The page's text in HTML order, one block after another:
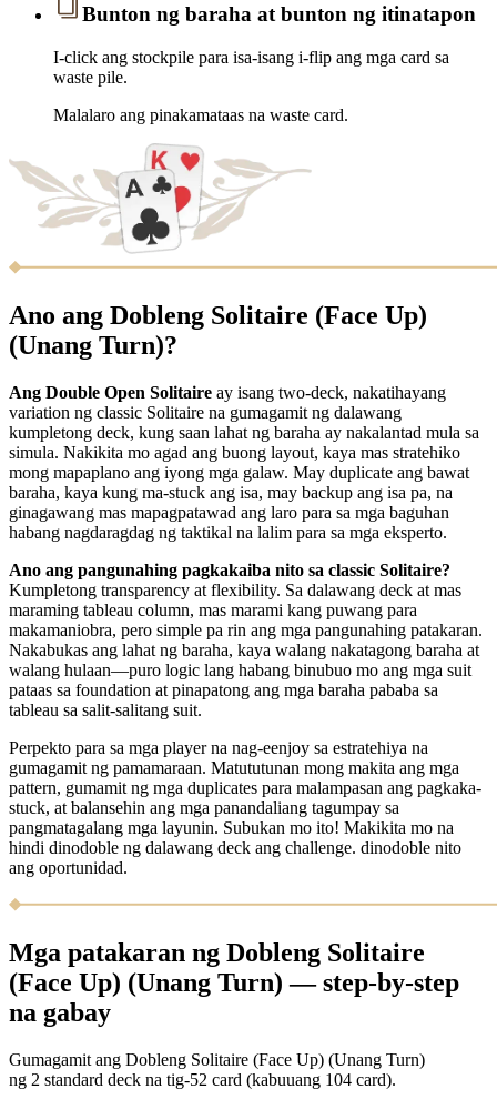
Bunton ng baraha at bunton ng itinatapon
I-click ang stockpile para isa-isang i-flip ang mga card sa
waste pile.
Malalaro ang pinakamataas na waste card.
Ano ang Dobleng Solitaire (Face Up)
(Unang Turn)?
Ang Double Open Solitaire ay isang two-deck, nakatihayang
variation ng classic Solitaire na gumagamit ng dalawang
kumpletong deck, kung saan lahat ng baraha ay nakalantad mula sa
simula. Nakikita mo agad ang buong layout, kaya mas stratehiko
mong mapaplano ang iyong mga galaw. May duplicate ang bawat
baraha, kaya kung ma-stuck ang isa, may backup ang isa pa, na
ginagawang mas mapagpatawad ang laro para sa mga baguhan
habang nagdaragdag ng taktikal na lalim para sa mga eksperto.
Ano ang pangunahing pagkakaiba nito sa classic Solitaire?
Kumpletong transparency at flexibility. Sa dalawang deck at mas
maraming tableau column, mas marami kang puwang para
makamaniobra, pero simple pa rin ang mga pangunahing patakaran.
Nakabukas ang lahat ng baraha, kaya walang nakatagong baraha at
walang hulaan—puro logic lang habang binubuo mo ang mga suit
pataas sa foundation at pinapatong ang mga baraha pababa sa
tableau sa salit-salitang suit.
Perpekto para sa mga player na nag-eenjoy sa estratehiya na
gumagamit ng pamamaraan. Matututunan mong makita ang mga
pattern, gumamit ng mga duplicates para malampasan ang pagkaka-
stuck, at balansehin ang mga panandaliang tagumpay sa
pangmatagalang mga layunin. Subukan mo ito! Makikita mo na
hindi dinodoble ng dalawang deck ang challenge. dinodoble nito
ang oportunidad.
Mga patakaran ng Dobleng Solitaire
(Face Up) (Unang Turn) — step-by-step
na gabay
Gumagamit ang Dobleng Solitaire (Face Up) (Unang Turn)
ng 2 standard deck na tig-52 card (kabuuang 104 card).